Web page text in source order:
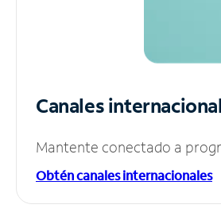
Canales
Mantente conectado a
Obtén canales internacionales